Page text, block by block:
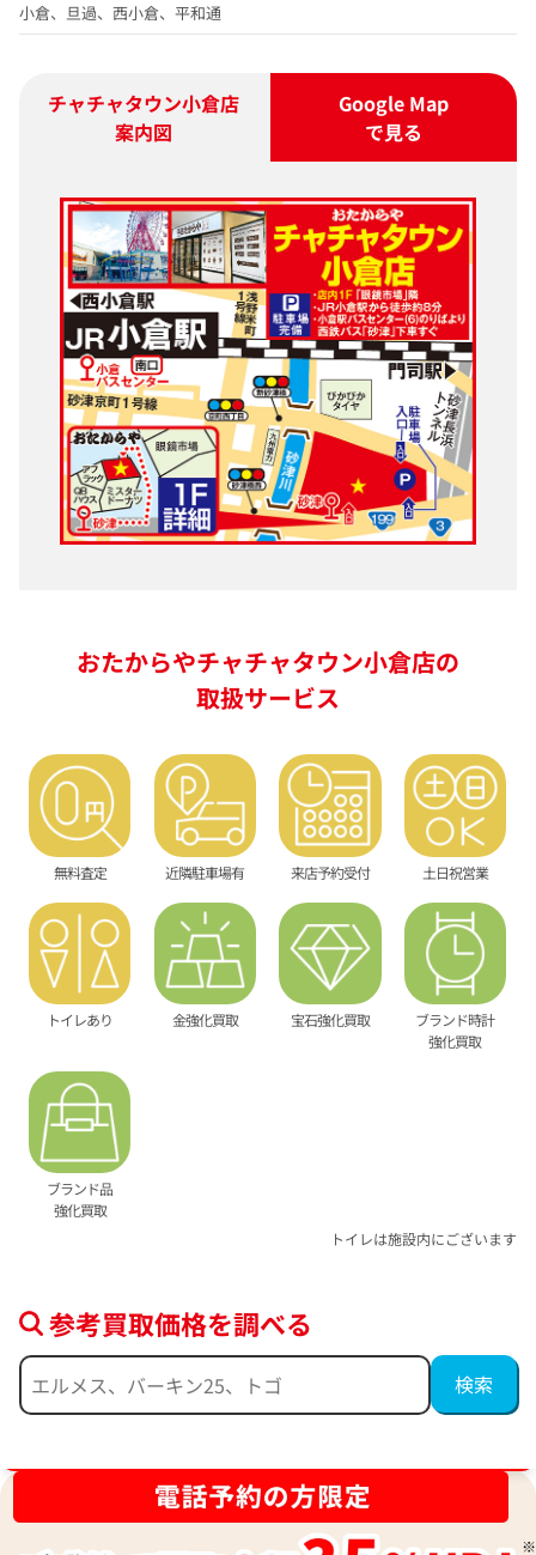
小倉、旦過、西小倉、平和通
チャチャタウン小倉店
案内図
Google Map
で見る
おたからやチャチャタウン小倉店の
取扱サービス
無料査定 近隣駐車場有 来店予約受付 土日祝営業
トイレあり 金強化買取 宝石強化買取
ブランド時計
強化買取
ブランド品
強化買取
トイレは施設内にございます
参考買取価格を調べる